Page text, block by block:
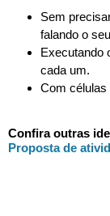
Sem
falando o
Executando
cada um.
Com células
Confira outras
Proposta de